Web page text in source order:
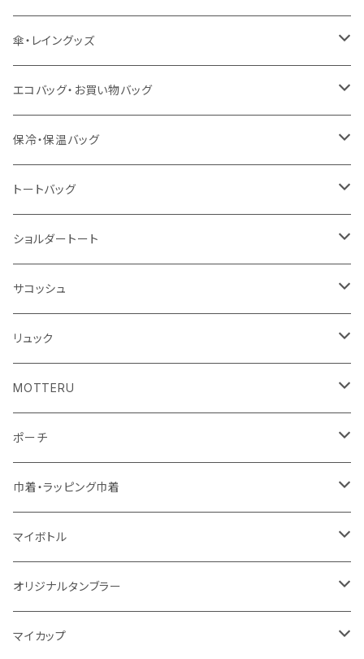
冷感グッズ
今治タオル
泉州おくばりタオル
冷感タオル
ハンカチ
キーホルダー
スタンド
バッジ
ライティングスタンド
アクリル雑貨
傘・レイングッズ
傘
ポンチョ
エコバッグ・お買い物バッグ
ポリエステル
フェアトレードコットン
ジュートコットン
キャンパス
不織布
コットン
保冷・保温バッグ
キャンパス
デニム
ポリエステル
不織布
トートバッグ
オーガニックコットン
シーチング
10oz
フェアトレードコットン
コットンリネン
ジュートコットン
再生ファブリック
コットン
5oz
シーチング
キャンパス
8oz
10oz
デニム・デニムライク
ポリエステル
ショルダートート
オーガニックコットン
コットンリネン
再生ファブリック
5oz
10oz
コットン
シーチング
キャンパス
10oz
12oz
デニム
ポリエステル
不織布
サコッシュ
オーガニックコットン
フェアトレードコットン
ジュートコットン
再生ファブリック
5oz
コットン
5oz
キャンパス
ポリエステル
リュック
コットン
5oz
デニム
ポリエステル
不織布
スウェット
MOTTERU
お買い物バッグ
ボトル
タンブラー
ランチグッズ
ハンカチ
ポーチ
オーガニックコットン
フェアトレードコットン
再生ファブリック
キャンパス
巾着・ラッピング巾着
コットン
オーガニックコットン
再生ファブリック
マイボトル
ステンレスサーモ
ステンレス
オリジナルタンブラー
サーモタンブラー
マイカップ